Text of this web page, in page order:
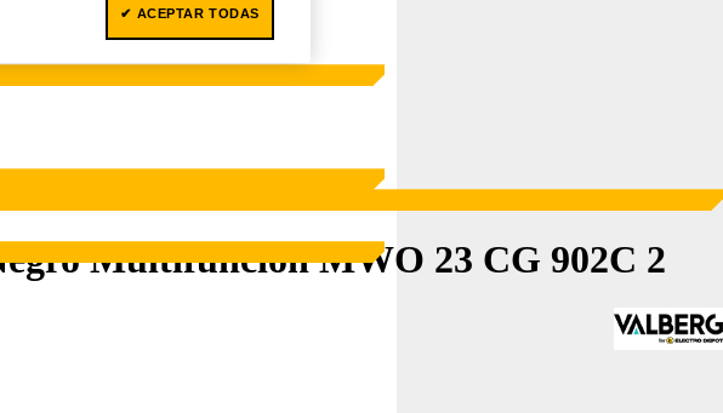
Multifunción MWO 23 CG 902C 2
✔ ACEPTAR TODAS